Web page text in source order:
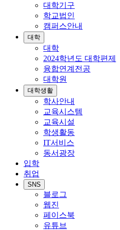
대학기구
학교법인
캠퍼스안내
대학
대학
2024학년도 대학편제
융합연계전공
대학원
대학생활
학사안내
교육시스템
교육시설
학생활동
IT서비스
동서광장
입학
취업
SNS
블로그
웹진
페이스북
유튜브